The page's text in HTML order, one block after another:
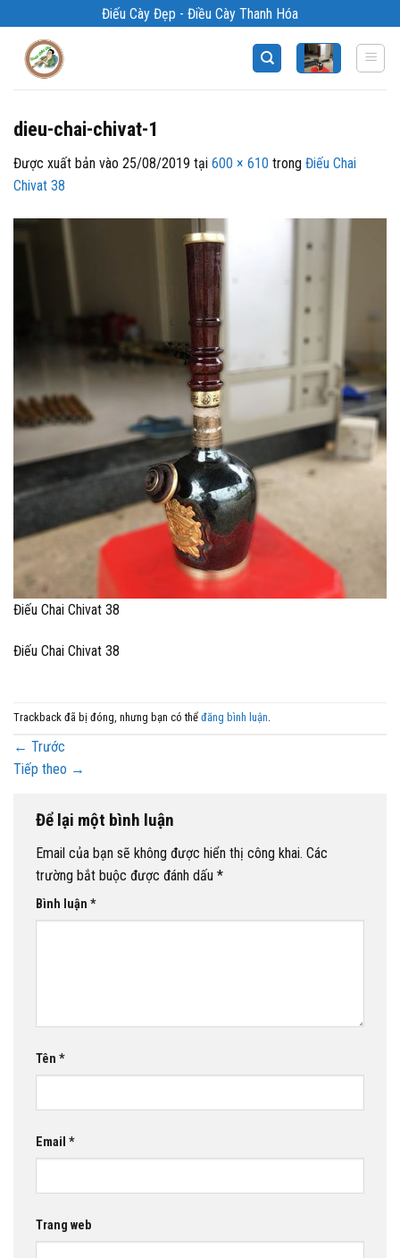
qua
Điếu Cày Đẹp - Điều Cày Thanh Hóa
dieu-chai-chivat-1
Được xuất bản vào 25/08/2019 tại 600 × 610 trong Điếu Chai
Chivat 38
Điếu Chai Chivat 38
Điếu Chai Chivat 38
Trackback đã bị đóng, nhưng bạn có thể đăng bình luận.
← Trước
Tiếp theo →
Để lại một bình luận
Email của bạn sẽ không được hiển thị công khai. Các
trường bắt buộc được đánh dấu *
Bình luận *
Tên *
Email *
Trang web